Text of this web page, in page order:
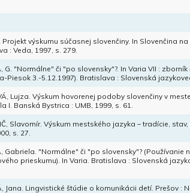
Projekt výskumu súčasnej slovenčiny. In Slovenčina
: Veda, 1997, s. 279.
G. "Normálne" či "po slovensky"?. In Varia VII :
Piesok 3.-5.12.1997). Bratislava : Slovenská
Lujza. Výskum hovorenej podoby slovenčiny v
I. Banská Bystrica : UMB, 1999, s. 61.
Slavomír. Výskum mestského jazyka – tradície,
s. 27.
Gabriela. "Normálne" či "po slovensky"?
prieskumu). In Varia. Bratislava : Slovenská
Jana. Lingvistické štúdie o komunikácii detí. Prešov :